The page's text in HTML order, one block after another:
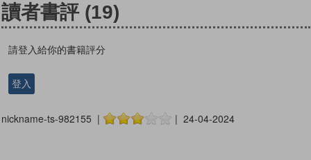
讀者書評 (19)
請登入給你的書籍評分
登入
nickname-ts-982155 | | 24-04-2024